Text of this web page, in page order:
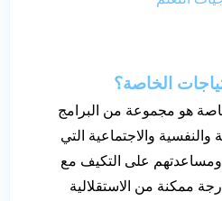
الخاصة؟
هو مجموعة من البرامج
والنفسية والاجتماعية التي
ومساعدتهم على التكيف مع
ممكنة من الاستقلالية